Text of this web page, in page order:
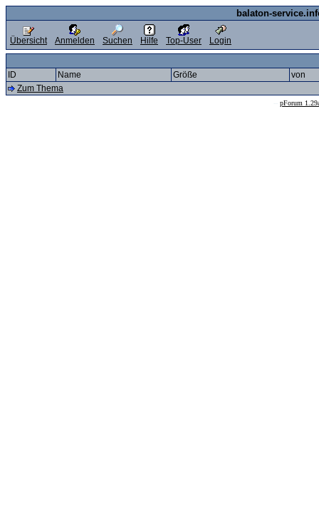
balaton-
Übersicht Anmelden Suchen Hilfe Top-User Login
ID Name Größe
von
Zum Thema
pForum